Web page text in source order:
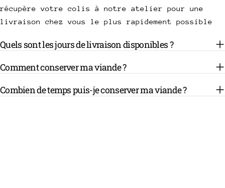
récupère votre colis à notre atelier pour une
livraison chez vous le plus rapidement possible
Quels sont les jours de livraison disponibles ?
Comment conserver ma viande ?
Combien de temps puis-je conserver ma viande ?